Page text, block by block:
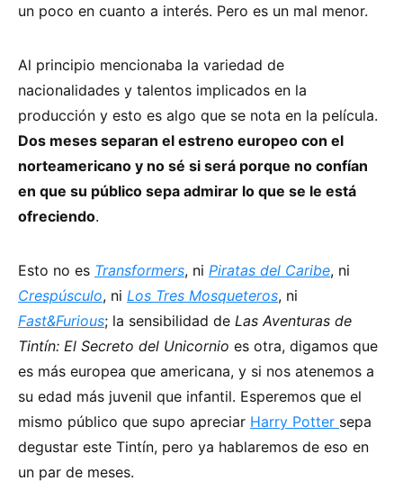
un poco en cuanto a interés. Pero es un mal menor.
Al principio mencionaba la variedad de
nacionalidades y talentos implicados en la
producción y esto es algo que se nota en la película.
Dos meses separan el estreno europeo con el
norteamericano y no sé si será porque no confían
en que su público sepa admirar lo que se le está
ofreciendo.
Esto no es Transformers, ni Piratas del Caribe, ni
Crespúsculo, ni Los Tres Mosqueteros, ni
Fast&Furious; la sensibilidad de Las Aventuras de
Tintín: El Secreto del Unicornio es otra, digamos que
es más europea que americana, y si nos atenemos a
su edad más juvenil que infantil. Esperemos que el
mismo público que supo apreciar Harry Potter sepa
degustar este Tintín, pero ya hablaremos de eso en
un par de meses.